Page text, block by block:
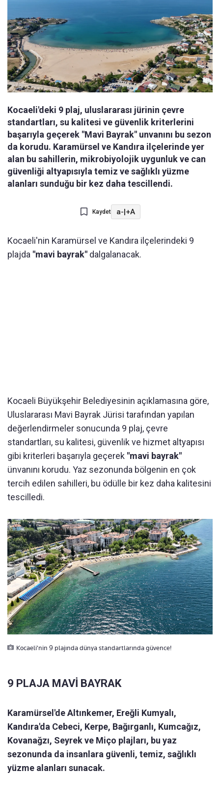
Kocaeli'deki 9 plaj, uluslararası jürinin çevre
standartları, su kalitesi ve güvenlik kriterlerini
başarıyla geçerek "Mavi Bayrak" unvanını bu sezon
da korudu. Karamürsel ve Kandıra ilçelerinde yer
alan bu sahillerin, mikrobiyolojik uygunluk ve can
güvenliği altyapısıyla temiz ve sağlıklı yüzme
alanları sunduğu bir kez daha tescillendi.
Kaydet a-|+A
Kocaeli'nin Karamürsel ve Kandıra ilçelerindeki 9
plajda "mavi bayrak" dalgalanacak.
Kocaeli Büyükşehir Belediyesinin açıklamasına göre,
Uluslararası Mavi Bayrak Jürisi tarafından yapılan
değerlendirmeler sonucunda 9 plaj, çevre
standartları, su kalitesi, güvenlik ve hizmet altyapısı
gibi kriterleri başarıyla geçerek "mavi bayrak"
ünvanını korudu. Yaz sezonunda bölgenin en çok
tercih edilen sahilleri, bu ödülle bir kez daha kalitesini
tescilledi.
Kocaeli'nin 9 plajında dünya standartlarında güvence!
9 PLAJA MAVİ BAYRAK
Karamürsel'de Altınkemer, Ereğli Kumyalı,
Kandıra'da Cebeci, Kerpe, Bağırganlı, Kumcağız,
Kovanağzı, Seyrek ve Miço plajları, bu yaz
sezonunda da insanlara güvenli, temiz, sağlıklı
yüzme alanları sunacak.